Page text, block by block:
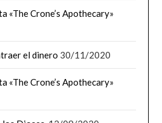
«The Crone’s Apothecary»
el dinero 30/11/2020
«The Crone’s Apothecary»